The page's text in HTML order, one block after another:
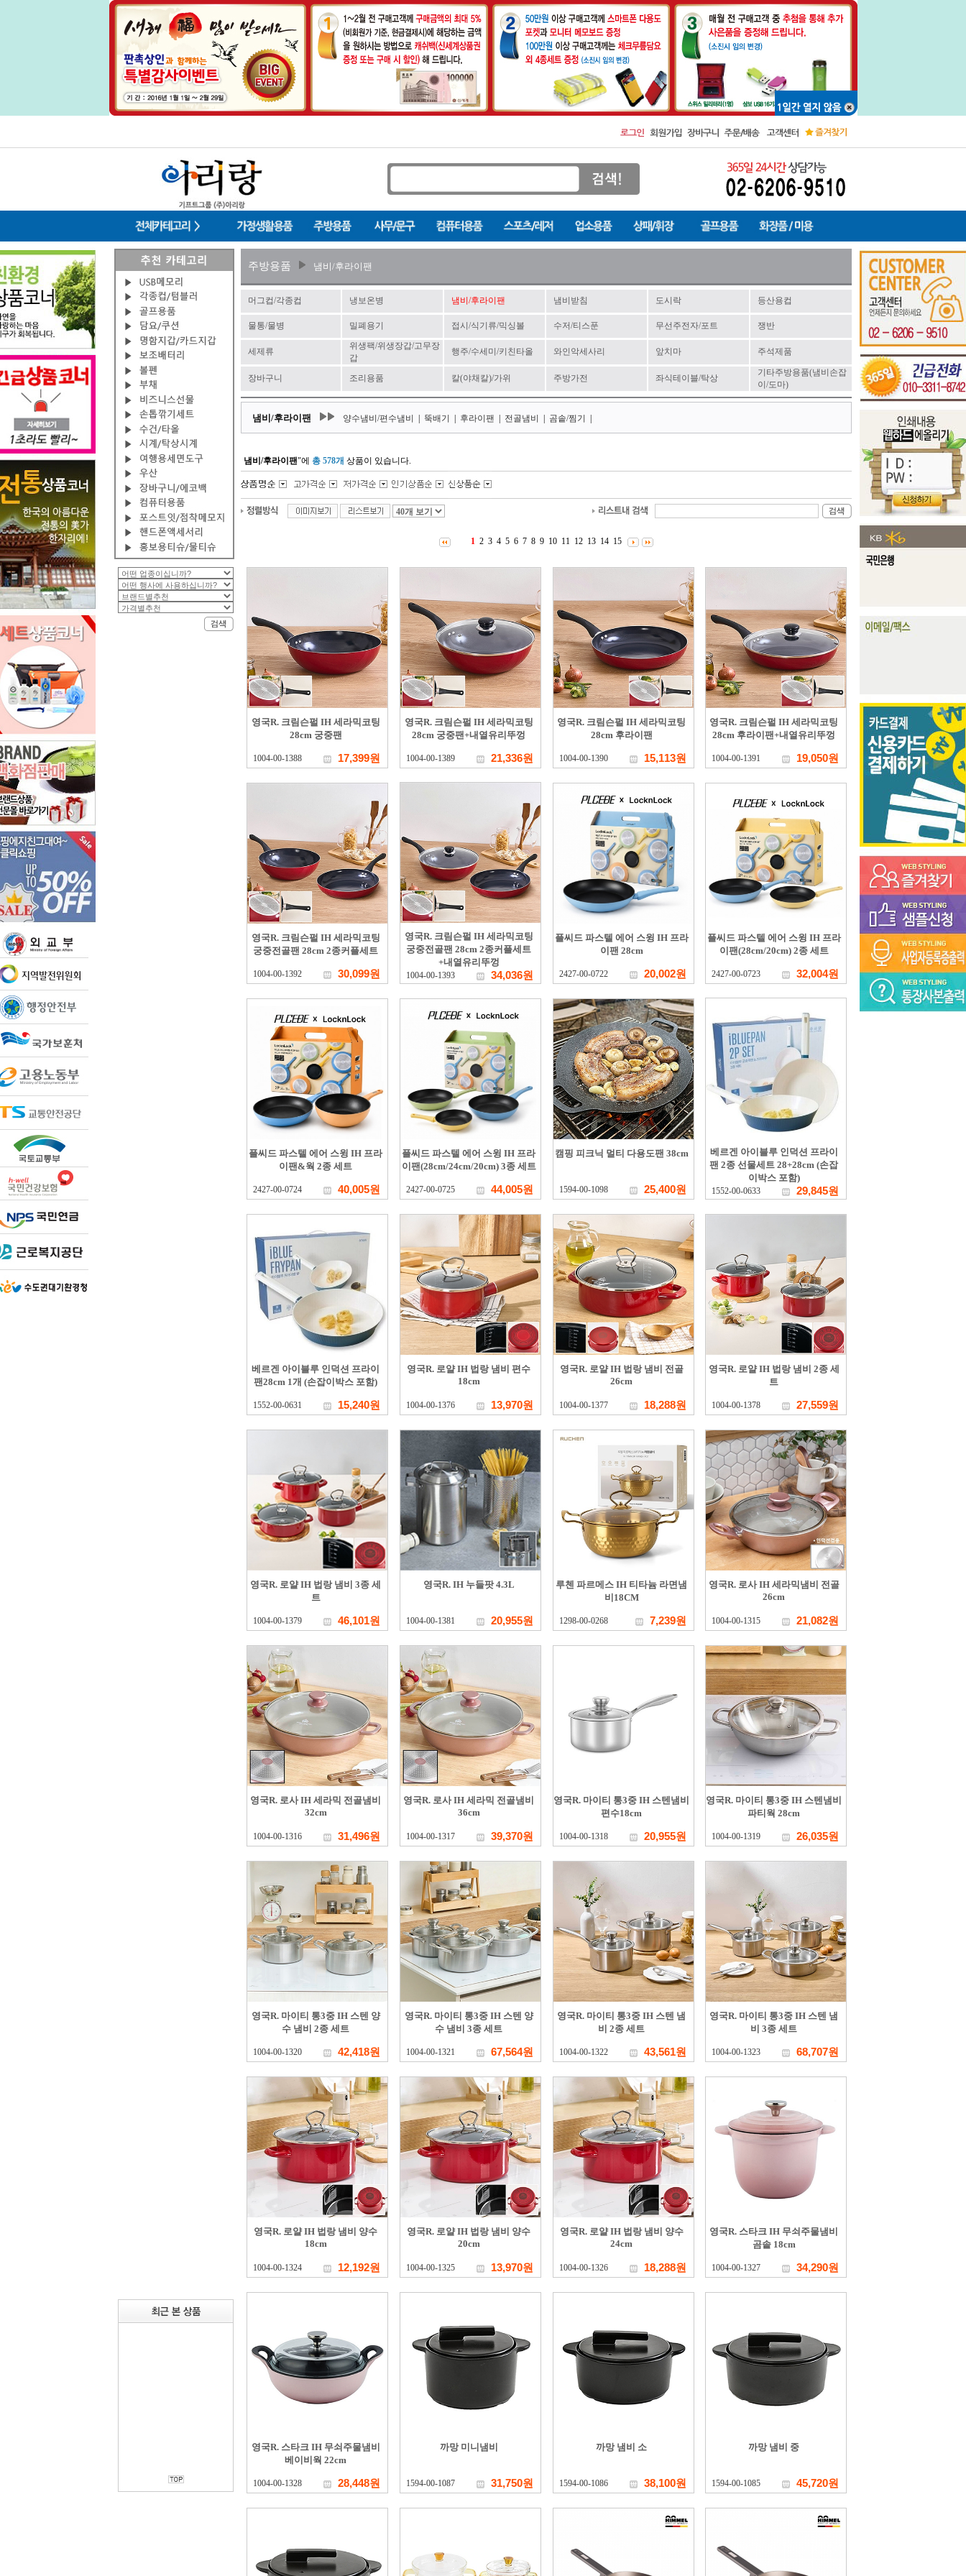
주방용품 냄비/후라이팬
머그컵/각종컵 냉보온병 냄비/후라이팬 냄비받침 도시락 등산용컵
물통/물병 밀폐용기 접시/식기류/믹싱볼 수저/티스푼 무선주전자/포트 쟁반
세제류
위생팩/위생장갑/고무장
갑
행주/수세미/키친타올 와인악세사리 앞치마 주석제품
장바구니 조리용품 칼(야채칼)/가위 주방가전 좌식테이블/탁상
기타주방용품(냄비손잡
이/도마)
냄비/후라이팬 양수냄비/편수냄비 뚝배기 후라이팬 전골냄비 곰솥/찜기
냄비/후라이팬"에 총 578개 상품이 있습니다.
1 2 3 4 5 6 7 8 9 10 11 12 13 14 15
영국R. 크림슨펄 IH 세라믹코팅
28cm 궁중팬
1004-00-1388 17,399원
영국R. 크림슨펄 IH 세라믹코팅
28cm 궁중팬+내열유리뚜껑
1004-00-1389 21,336원
영국R. 크림슨펄 IH 세라믹코팅
28cm 후라이팬
1004-00-1390 15,113원
영국R. 크림슨펄 IH 세라믹코팅
28cm 후라이팬+내열유리뚜껑
1004-00-1391 19,050원
영국R. 크림슨펄 IH 세라믹코팅
궁중전골팬 28cm 2종커플세트
1004-00-1392 30,099원
영국R. 크림슨펄 IH 세라믹코팅
궁중전골팬 28cm 2종커플세트
+내열유리뚜껑
1004-00-1393 34,036원
플씨드 파스텔 에어 스윙 IH 프라
이팬 28cm
2427-00-0722 20,002원
플씨드 파스텔 에어 스윙 IH 프라
이팬(28cm/20cm) 2종 세트
2427-00-0723 32,004원
플씨드 파스텔 에어 스윙 IH 프라
이팬&웍 2종 세트
2427-00-0724 40,005원
플씨드 파스텔 에어 스윙 IH 프라
이팬(28cm/24cm/20cm) 3종 세트
2427-00-0725 44,005원
캠핑 피크닉 멀티 다용도팬 38cm
1594-00-1098 25,400원
베르겐 아이블루 인덕션 프라이
팬 2종 선물세트 28+28cm (손잡
이박스 포함)
1552-00-0633 29,845원
베르겐 아이블루 인덕션 프라이
팬28cm 1개 (손잡이박스 포함)
1552-00-0631 15,240원
영국R. 로얄 IH 법랑 냄비 편수
18cm
1004-00-1376 13,970원
영국R. 로얄 IH 법랑 냄비 전골
26cm
1004-00-1377 18,288원
영국R. 로얄 IH 법랑 냄비 2종 세
트
1004-00-1378 27,559원
영국R. 로얄 IH 법랑 냄비 3종 세
트
1004-00-1379 46,101원
영국R. IH 누들팟 4.3L
1004-00-1381 20,955원
루첸 파르메스 IH 티타늄 라면냄
비18CM
1298-00-0268 7,239원
영국R. 로사 IH 세라믹냄비 전골
26cm
1004-00-1315 21,082원
영국R. 로사 IH 세라믹 전골냄비
32cm
1004-00-1316 31,496원
영국R. 로사 IH 세라믹 전골냄비
36cm
1004-00-1317 39,370원
영국R. 마이티 통3중 IH 스텐냄비
편수18cm
1004-00-1318 20,955원
영국R. 마이티 통3중 IH 스텐냄비
파티웍 28cm
1004-00-1319 26,035원
영국R. 마이티 통3중 IH 스텐 양
수 냄비 2종 세트
1004-00-1320 42,418원
영국R. 마이티 통3중 IH 스텐 양
수 냄비 3종 세트
1004-00-1321 67,564원
영국R. 마이티 통3중 IH 스텐 냄
비 2종 세트
1004-00-1322 43,561원
영국R. 마이티 통3중 IH 스텐 냄
비 3종 세트
1004-00-1323 68,707원
영국R. 로얄 IH 법랑 냄비 양수
18cm
1004-00-1324 12,192원
영국R. 로얄 IH 법랑 냄비 양수
20cm
1004-00-1325 13,970원
영국R. 로얄 IH 법랑 냄비 양수
24cm
1004-00-1326 18,288원
영국R. 스타크 IH 무쇠주물냄비
곰솥 18cm
1004-00-1327 34,290원
영국R. 스타크 IH 무쇠주물냄비
베이비웍 22cm
1004-00-1328 28,448원
까망 미니냄비
1594-00-1087 31,750원
까망 냄비 소
1594-00-1086 38,100원
까망 냄비 중
1594-00-1085 45,720원